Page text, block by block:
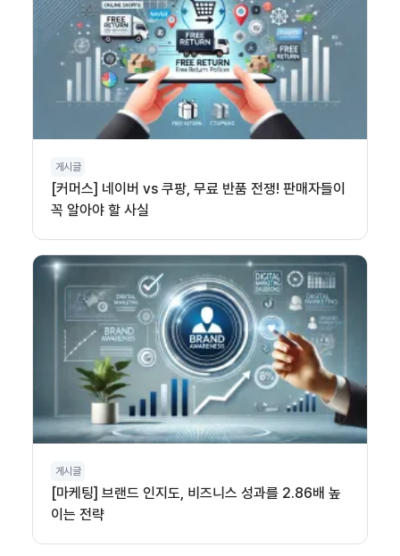
게시글
[커머스] 네이버 vs 쿠팡, 무료 반품 전쟁! 판매자들이
꼭 알아야 할 사실
게시글
[마케팅] 브랜드 인지도, 비즈니스 성과를 2.86배 높
이는 전략